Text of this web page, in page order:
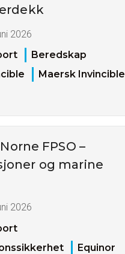
2026
Beredskap
Maersk Invincible
FPSO –
og marine
2026
Equinor